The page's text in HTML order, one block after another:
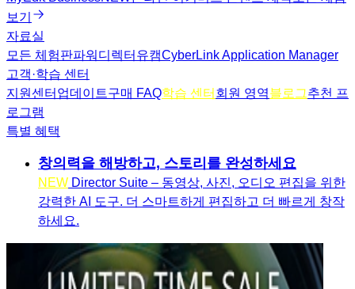
보기
자료실
모든 체험판파워디렉터 유캠CyberLink Application Manager
고객·학습 센터
지원센터 업데이트구매 FAQ학습 센터 회원 영역블로그추천 프
로그램
특별 혜택
창의력을 해방하고, 스토리를 완성하세요
NEW Director Suite – 동영상, 사진, 오디오 편집을 위한
강력한 AI 도구. 더 스마트하게 편집하고 더 빠르게 창작
하세요.